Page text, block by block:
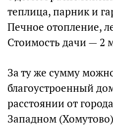
теплица, парник и
Печное отопление,
Стоимость дачи — 2
За ту же сумму
благоустроенный
расстоянии от
Западном